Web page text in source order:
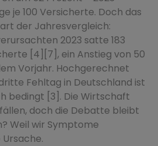
je 100 Versicherte. Doch das
der Jahresvergleich:
2023 satte 183
[4][7], ein Anstieg von 50
Vorjahr. Hochgerechnet
Fehltag in Deutschland ist
bedingt [3]. Die Wirtschaft
doch die Debatte bleibt
Weil wir Symptome